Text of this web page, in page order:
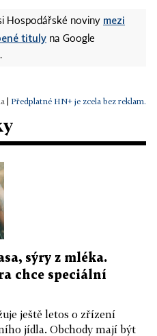
Hospodářské noviny mezi
tituly na Google
Předplatné HN+ je zcela bez reklam.
sýry z mléka.
chce speciální
ještě letos o zřízení
jídla. Obchody mají být